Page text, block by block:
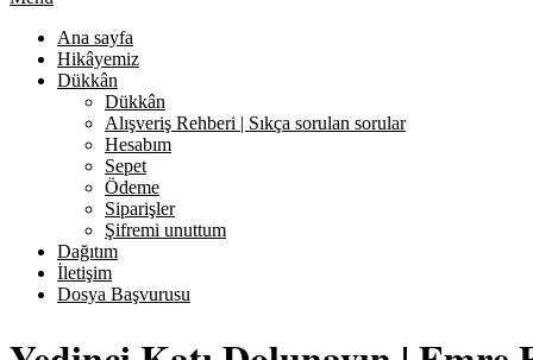
Ana sayfa
Hikâyemiz
Dükkân
Dükkân
Alışveriş Rehberi | Sıkça sorulan sorular
Hesabım
Sepet
Ödeme
Siparişler
Şifremi unuttum
Dağıtım
İletişim
Dosya Başvurusu